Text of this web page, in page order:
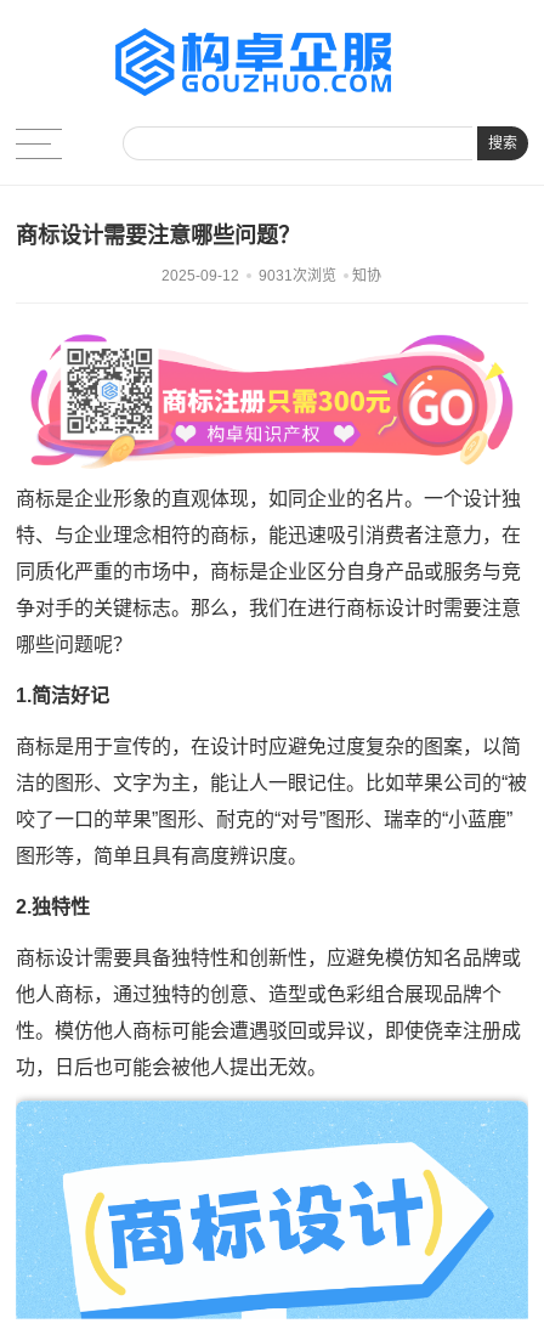
搜索
商标设计需要注意哪些问题？
2025-09-12 9031次浏览 知协
商标是企业形象的直观体现，如同企业的名片。一个设计独
特、与企业理念相符的商标，能迅速吸引消费者注意力，在
同质化严重的市场中，商标是企业区分自身产品或服务与竞
争对手的关键标志。那么，我们在进行商标设计时需要注意
哪些问题呢？
1.简洁好记
商标是用于宣传的，在设计时应避免过度复杂的图案，以简
洁的图形、文字为主，能让人一眼记住。比如苹果公司的“被
咬了一口的苹果”图形、耐克的“对号”图形、瑞幸的“小蓝鹿”
图形等，简单且具有高度辨识度。
2.独特性
商标设计需要具备独特性和创新性，应避免模仿知名品牌或
他人商标，通过独特的创意、造型或色彩组合展现品牌个
性。模仿他人商标可能会遭遇驳回或异议，即使侥幸注册成
功，日后也可能会被他人提出无效。